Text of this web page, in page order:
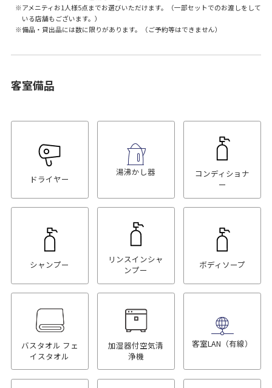
アメニティお1人様5点までお選びいただけます。（一部セットでのお渡しをして
いる店舗もございます。）
備品・貸出品には数に限りがあります。（ご予約等はできません）
客室備品
ドライヤー
湯沸かし器
コンディショナ
ー
シャンプー
リンスインシャ
ンプー
ボディソープ
バスタオル フェ
イスタオル
加湿器付空気清
浄機
客室LAN（有線）